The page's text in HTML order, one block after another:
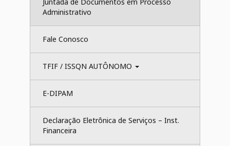
Administrativo
Fale Conosco
TFIF / ISSQN AUTÔNOMO
E-DIPAM
Declaração Eletrônica de Serviços – Inst.
Financeira